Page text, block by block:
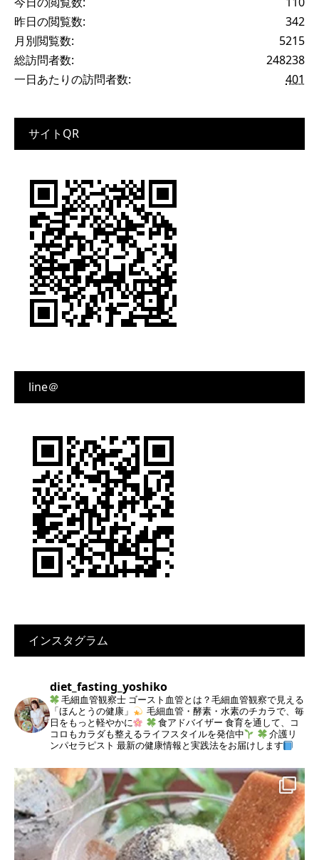
342
昨日の閲覧数:
5215
月別閲覧数:
248238
総訪問者数:
401
一日あたりの訪問者数:
サイトQR
line＠
インスタグラム
diet_fasting_yoshiko
毛細血管観察士 ゴースト血管とは？毛細血管観察で見える
「ほんとうの健康」
毛細血管・酵素・水素のチカラで、毎
日をもっと軽やかに
食アドバイザー 食育を通して、コ
コロもカラダも整えるライフスタイルを発信中
介護リ
ンパセラピスト 最新の健康情報と実践法をお届けします